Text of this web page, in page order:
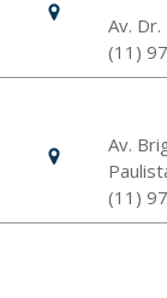
Av.
(11)
Av.
(11)